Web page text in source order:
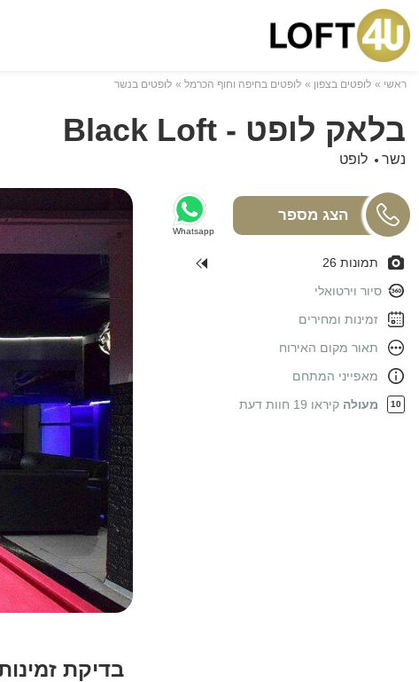
ראשי לופטים בצפון לופטים בחיפה וחוף הכרמל לופטים בנשר
בלאק לופט - Black Loft
נשר לופט
Whatsapp
תמונות 26
סיור וירטואלי
זמינות ומחירים
תאור מקום האירוח
מאפייני המתחם
10 מעולה קיראו 19 חוות דעת
בדיקת